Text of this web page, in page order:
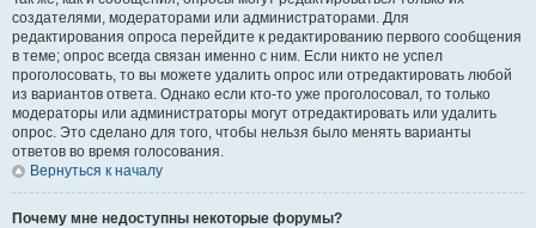
создателями, модераторами или администраторами. Для
редактирования опроса перейдите к редактированию первого сообщения
в теме; опрос всегда связан именно с ним. Если никто не успел
проголосовать, то вы можете удалить опрос или отредактировать любой
из вариантов ответа. Однако если кто-то уже проголосовал, то только
модераторы или администраторы могут отредактировать или удалить
опрос. Это сделано для того, чтобы нельзя было менять варианты
ответов во время голосования.
Вернуться к началу
Почему мне недоступны некоторые форумы?